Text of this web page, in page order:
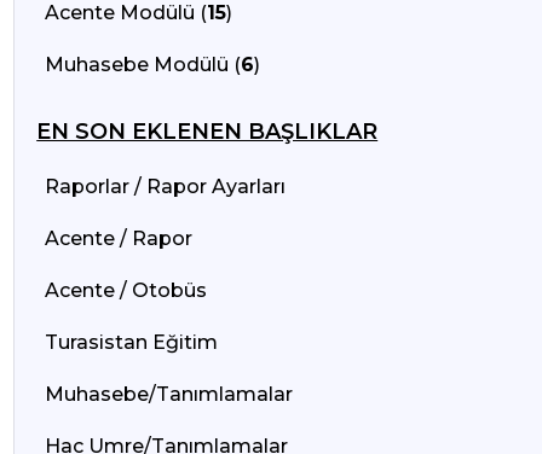
Acente Modülü (15)
Muhasebe Modülü (6)
EN SON EKLENEN BAŞLIKLAR
Raporlar / Rapor Ayarları
Acente / Rapor
Acente / Otobüs
Turasistan Eğitim
Muhasebe/Tanımlamalar
Hac Umre/Tanımlamalar